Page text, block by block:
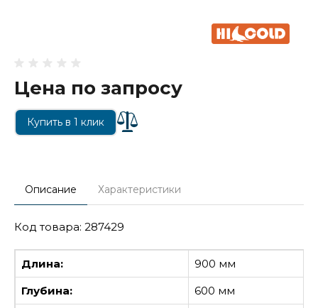
Цена по запросу
Купить в 1 клик
Описание Характеристики
Код товара: 287429
Длина:
900 мм
Глубина:
600 мм